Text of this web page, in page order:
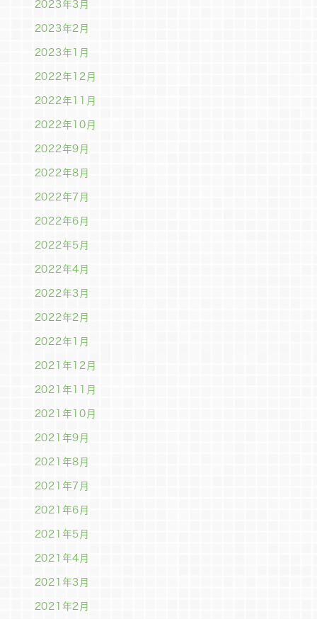
2023年3月
2023年2月
2023年1月
2022年12月
2022年11月
2022年10月
2022年9月
2022年8月
2022年7月
2022年6月
2022年5月
2022年4月
2022年3月
2022年2月
2022年1月
2021年12月
2021年11月
2021年10月
2021年9月
2021年8月
2021年7月
2021年6月
2021年5月
2021年4月
2021年3月
2021年2月